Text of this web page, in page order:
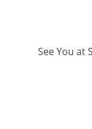
See You at